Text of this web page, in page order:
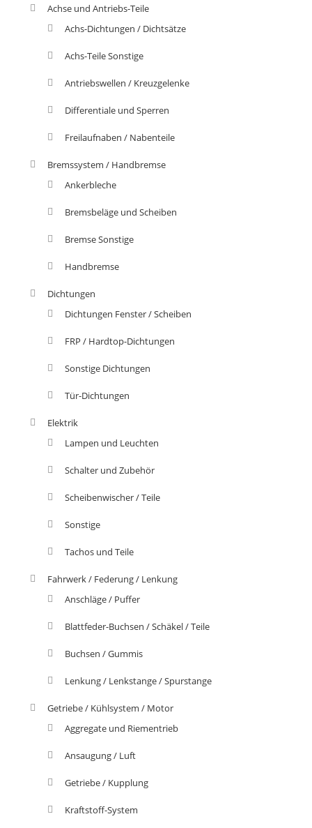
Achse und Antriebs-Teile
Achs-Dichtungen / Dichtsätze
Achs-Teile Sonstige
Antriebswellen / Kreuzgelenke
Differentiale und Sperren
Freilaufnaben / Nabenteile
Bremssystem / Handbremse
Ankerbleche
Bremsbeläge und Scheiben
Bremse Sonstige
Handbremse
Dichtungen
Dichtungen Fenster / Scheiben
FRP / Hardtop-Dichtungen
Sonstige Dichtungen
Tür-Dichtungen
Elektrik
Lampen und Leuchten
Schalter und Zubehör
Scheibenwischer / Teile
Sonstige
Tachos und Teile
Fahrwerk / Federung / Lenkung
Anschläge / Puffer
Blattfeder-Buchsen / Schäkel / Teile
Buchsen / Gummis
Lenkung / Lenkstange / Spurstange
Getriebe / Kühlsystem / Motor
Aggregate und Riementrieb
Ansaugung / Luft
Getriebe / Kupplung
Kraftstoff-System